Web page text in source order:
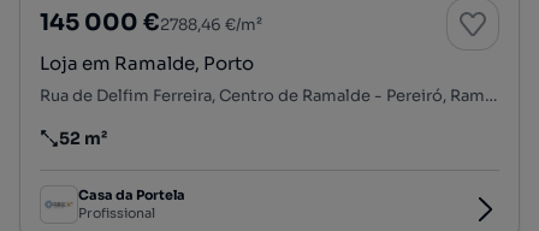
145 000 €2788,46 €/m²
Loja em Ramalde, Porto
Rua de Delfim Ferreira, Centro de Ramalde - Pereiró, Ramalde, Porto, Porto
Preço por metro quadrado
52 m²
Casa da Portela
Profissional